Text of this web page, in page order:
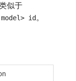
似于
id。